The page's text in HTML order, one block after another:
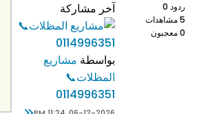
ردود 0
5 مشاهدات
0 معجبون
آخر مشاركة
بواسطة مشاريع
المظلات📞
0114996351